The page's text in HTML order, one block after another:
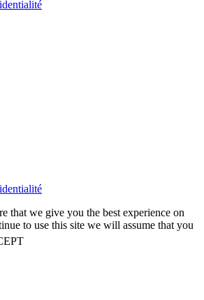
that we give you the best experience on
to use this site we will assume that you